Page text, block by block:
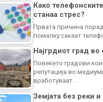
Како
станаа стрес?
Првата причина
помалку сакаат
Најгрдиот град во
Повеќето градови
репутација во
вработуваат…
Земјата без реки и